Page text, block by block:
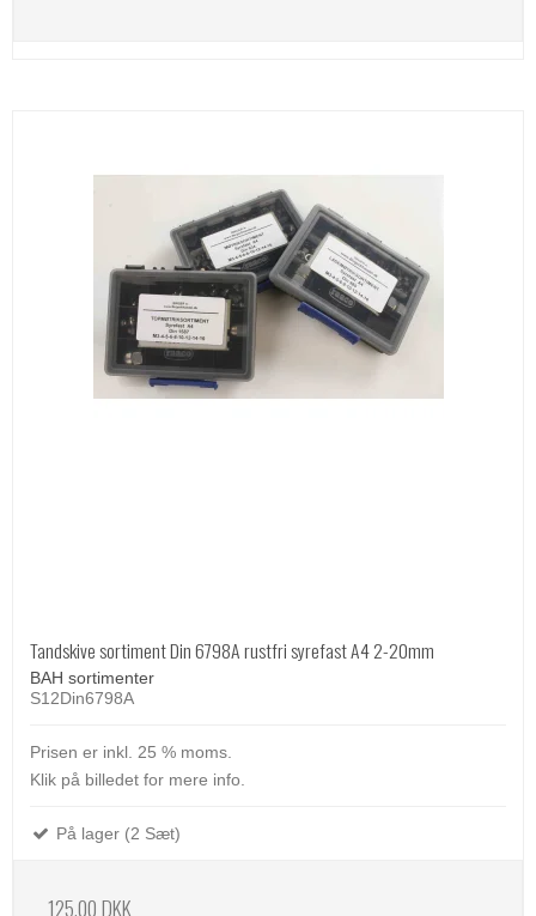
Tandskive sortiment Din 6798A rustfri syrefast A4 2-20mm
BAH sortimenter
S12Din6798A
Prisen er inkl. 25 % moms.
Klik på billedet for mere info.
På lager (2 Sæt)
125,00 DKK